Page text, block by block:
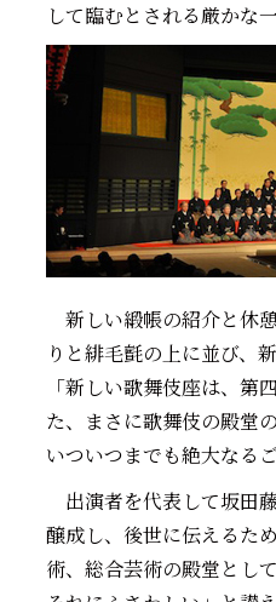
して臨むとされる厳かな
新しい緞帳の紹介と休
りと緋毛氈の上に並び、
「新しい歌舞伎座は、
た、まさに歌舞伎の殿堂
いついつまでも絶大なる
出演者を代表して坂田
醸成し、後世に伝えるた
術、総合芸術の殿堂とし